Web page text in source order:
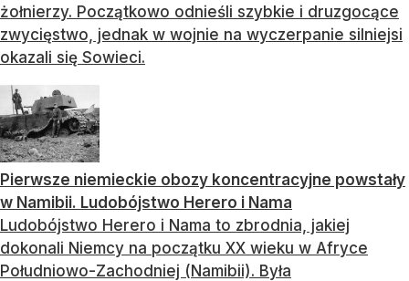
żołnierzy. Początkowo odnieśli szybkie i druzgocące
zwycięstwo, jednak w wojnie na wyczerpanie silniejsi
okazali się Sowieci.
Pierwsze niemieckie obozy koncentracyjne powstały
w Namibii. Ludobójstwo Herero i Nama
Ludobójstwo Herero i Nama to zbrodnia, jakiej
dokonali Niemcy na początku XX wieku w Afryce
Południowo-Zachodniej (Namibii). Była